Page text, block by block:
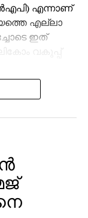
എന്നാണ്
എല്ലാ
ഇത്
വകുപ്പ്
സ്പാം,
4ജി
പരീക്ഷണ
കാള്‍